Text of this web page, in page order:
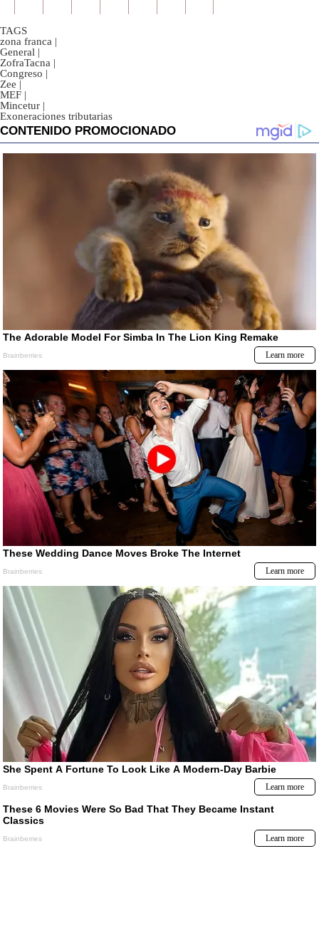
TAGS
zona franca |
General |
ZofraTacna |
Congreso |
Zee |
MEF |
Mincetur |
Exoneraciones tributarias